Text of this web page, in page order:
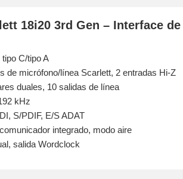
18i20 3rd Gen – Interface de
C/tipo A
de micrófono/línea Scarlett, 2 entradas Hi-Z
duales, 10 salidas de línea
kHz
S/PDIF, E/S ADAT
integrado, modo aire
salida Wordclock